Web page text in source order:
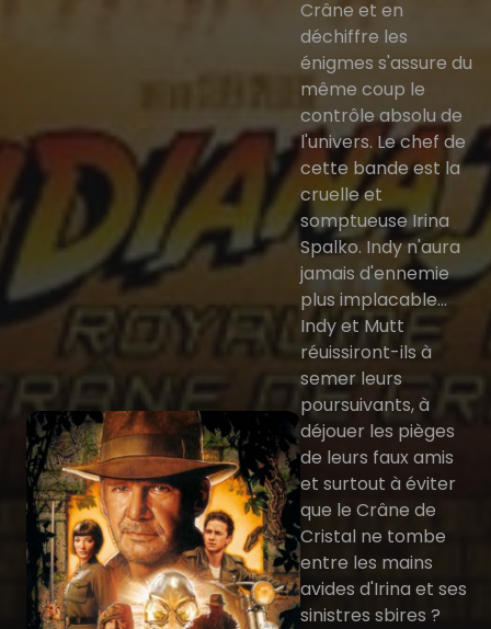
Crâne et en
déchiffre les
énigmes s'assure du
même coup le
contrôle absolu de
l'univers. Le chef de
cette bande est la
cruelle et
somptueuse Irina
Spalko. Indy n'aura
jamais d'ennemie
plus implacable...
Indy et Mutt
réuissiront-ils à
semer leurs
poursuivants, à
déjouer les pièges
de leurs faux amis
et surtout à éviter
que le Crâne de
Cristal ne tombe
entre les mains
avides d'Irina et ses
sinistres sbires ?